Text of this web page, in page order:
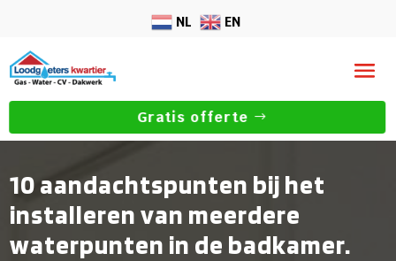
NL EN
Gratis offerte
10 aandachtspunten bij het
installeren van meerdere
waterpunten in de badkamer.